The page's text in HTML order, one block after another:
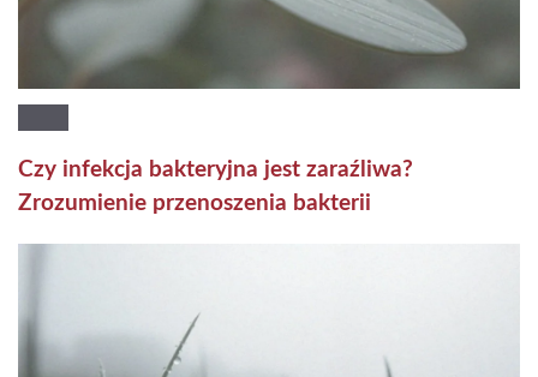
Czy infekcja bakteryjna jest zaraźliwa?
Zrozumienie przenoszenia bakterii